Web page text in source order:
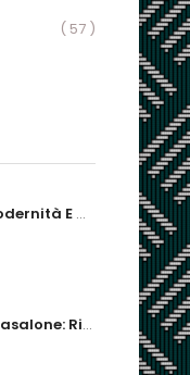
( 57 )
Ugo Perone: Modernità E Memoria
Carla Musso Casalone: Ritratto Di Una Monaca Ribelle. Brigida Franzone,...